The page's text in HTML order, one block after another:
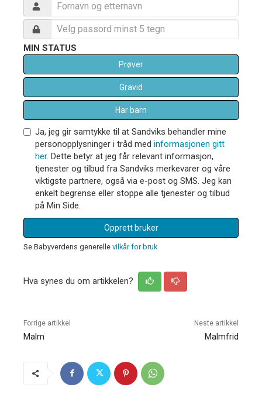
MIN STATUS
Prøver
Gravid
Har barn
Ja, jeg gir samtykke til at Sandviks behandler mine
personopplysninger i tråd med informasjonen gitt
her. Dette betyr at jeg får relevant informasjon,
tjenester og tilbud fra Sandviks merkevarer og våre
viktigste partnere, også via e-post og SMS. Jeg kan
enkelt begrense eller stoppe alle tjenester og tilbud
på Min Side.
Opprett bruker
Se Babyverdens generelle vilkår for bruk
Hva synes du om artikkelen?
Forrige artikkel
Malm
Neste artikkel
Malmfrid